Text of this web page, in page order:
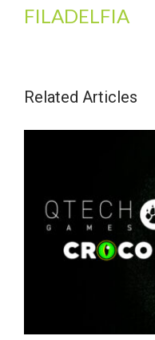
FILADELFIA
Related Articles